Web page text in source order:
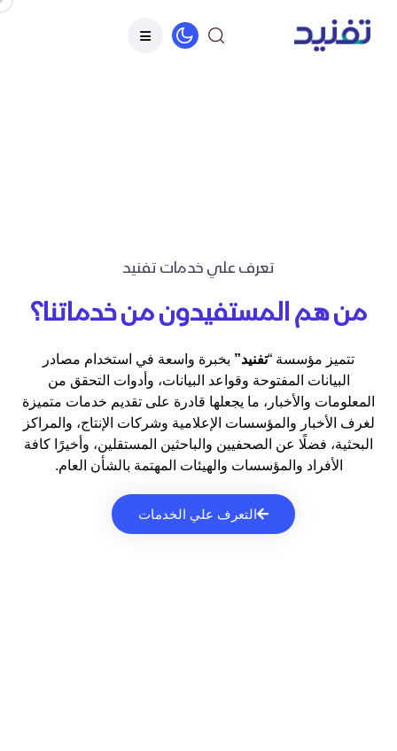
تعرف علي خدمات تفنيد
من هم المستفيدون من خدماتنا؟
تتميز مؤسسة “تفنيد” بخبرة واسعة في استخدام مصادر
البيانات المفتوحة وقواعد البيانات، وأدوات التحقق من
المعلومات والأخبار، ما يجعلها قادرة على تقديم خدمات متميزة
لغرف الأخبار والمؤسسات الإعلامية وشركات الإنتاج، والمراكز
البحثية، فضلًا عن الصحفيين والباحثين المستقلين، وأخيرًا كافة
الأفراد والمؤسسات والهيئات المهتمة بالشأن العام.
التعرف علي الخدمات